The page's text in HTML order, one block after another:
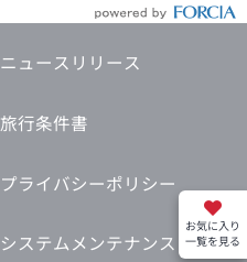
お気に入り
一覧を見る
ニュースリリース
旅行条件書
プライバシーポリシー
システムメンテナンス